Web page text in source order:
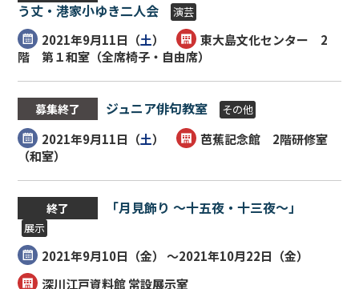
う丈・港家小ゆき二人会
演芸
2021年9月11日（土）
東大島文化センター 2
階 第１和室（全席椅子・自由席）
募集終了 ジュニア俳句教室 その他
2021年9月11日（土）
芭蕉記念館 2階研修室
（和室）
終了 「月見飾り ～十五夜・十三夜～」
展示
2021年9月10日（金） ～2021年10月22日（金）
深川江戸資料館 常設展示室